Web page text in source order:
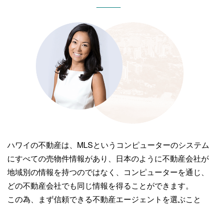
ハワイの不動産は、MLSというコンピューターのシステム
にすべての売物件情報があり、 日本のように不動産会社が
地域別の情報を持つのではなく、コンピューターを通じ、
どの不動産会社でも同じ情報を得ることができます。
この為、まず信頼できる不動産エージェントを選ぶこと